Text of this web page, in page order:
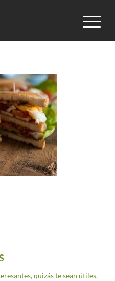
quizás te sean útiles.